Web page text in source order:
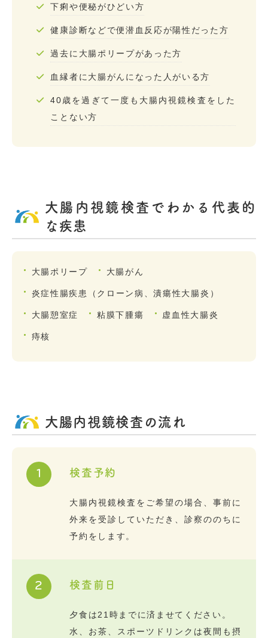
下痢や便秘がひどい方
健康診断などで便潜血反応が陽性だった方
過去に大腸ポリープがあった方
血縁者に大腸がんになった人がいる方
40歳を過ぎて一度も大腸内視鏡検査をした
ことない方
大腸内視鏡検査でわかる代表的
な疾患
大腸ポリープ 大腸がん
炎症性腸疾患（クローン病、潰瘍性大腸炎）
大腸憩室症 粘膜下腫瘍 虚血性大腸炎
痔核
大腸内視鏡検査の流れ
1 検査予約
大腸内視鏡検査をご希望の場合、事前に
外来を受診していただき、診察ののちに
予約をします。
2 検査前日
夕食は21時までに済ませてください。
水、お茶、スポーツドリンクは夜間も摂